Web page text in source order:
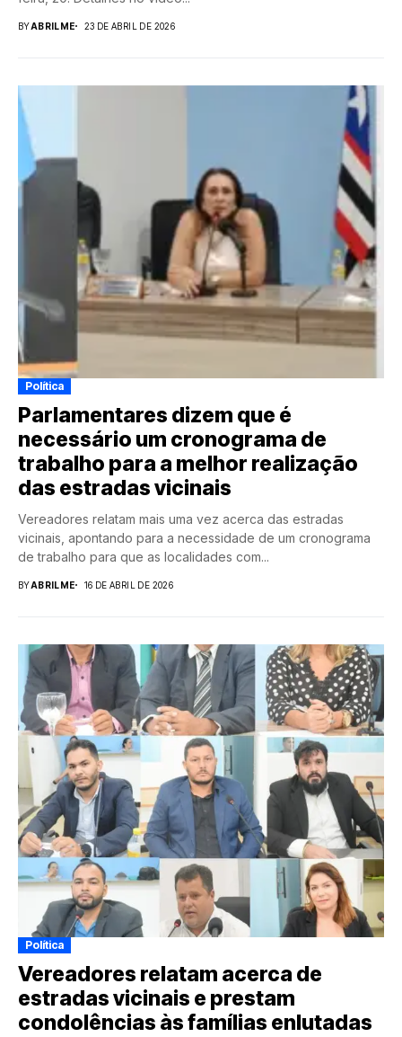
BYABRILME 23 DE ABRIL DE 2026
Política
Parlamentares dizem que é
necessário um cronograma de
trabalho para a melhor realização
das estradas vicinais
Vereadores relatam mais uma vez acerca das estradas
vicinais, apontando para a necessidade de um cronograma
de trabalho para que as localidades com...
BYABRILME 16 DE ABRIL DE 2026
Política
Vereadores relatam acerca de
estradas vicinais e prestam
condolências às famílias enlutadas